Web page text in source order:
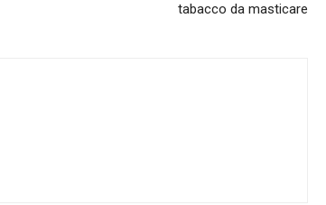
tabacco da masticare